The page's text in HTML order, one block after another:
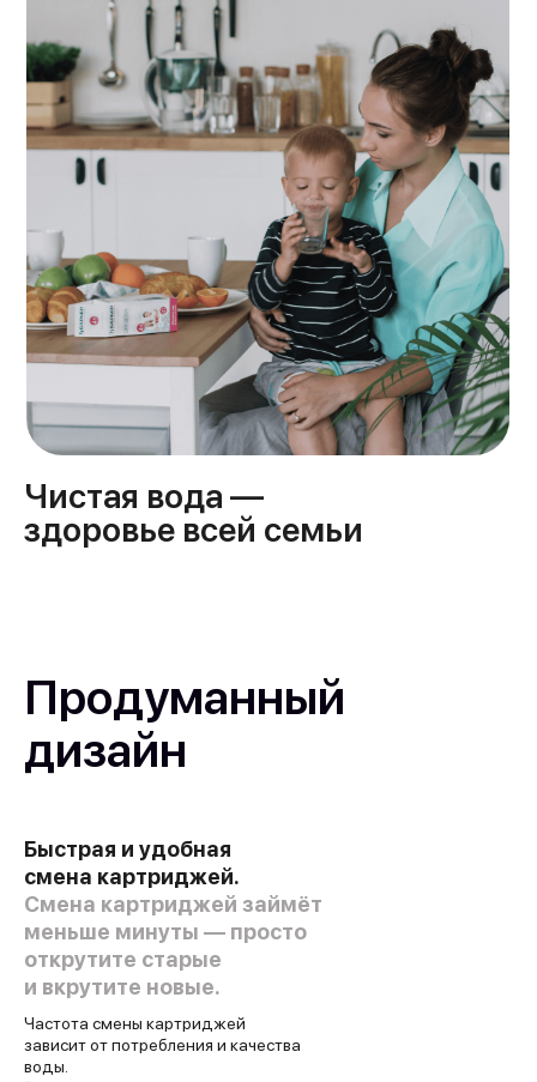
Чистая вода —
здоровье всей семьи
Продуманный
дизайн
Быстрая и удобная
смена картриджей.
Смена картриджей займёт
меньше минуты — просто
открутите старые
и вкрутите новые.
Частота смены картриджей
зависит от потребления и качества
воды.